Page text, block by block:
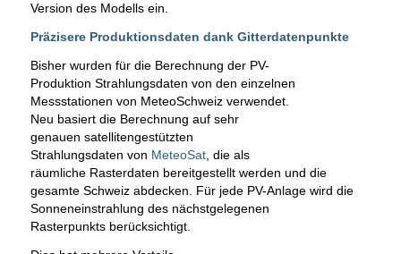
Version des Modells ein.
Präzisere Produktionsdaten dank Gitterdatenpunkte
Bisher wurden für die Berechnung der PV-
Produktion Strahlungsdaten von den einzelnen
Messstationen von MeteoSchweiz verwendet.
Neu basiert die Berechnung auf sehr
genauen satellitengestützten
Strahlungsdaten von MeteoSat, die als
räumliche Rasterdaten bereitgestellt werden und die
gesamte Schweiz abdecken. Für jede PV-Anlage wird die
Sonneneinstrahlung des nächstgelegenen
Rasterpunkts berücksichtigt.